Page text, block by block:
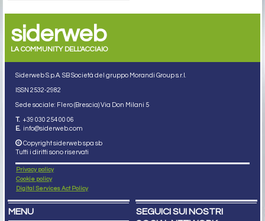
siderweb
LA COMMUNITY DELL'ACCIAIO
Siderweb S.p.A. SB Società del gruppo Morandi Group s.r.l.
ISSN 2532-2982
Sede sociale: Flero (Brescia) Via Don Milani 5
T. +39 030 254 00 06
E. info@siderweb.com
Copyright siderweb spa sb
Tutti i diritti sono riservati
Privacy policy
Cookie policy
Digital Services Act Policy
MENU
SEGUICI SUI NOSTRI